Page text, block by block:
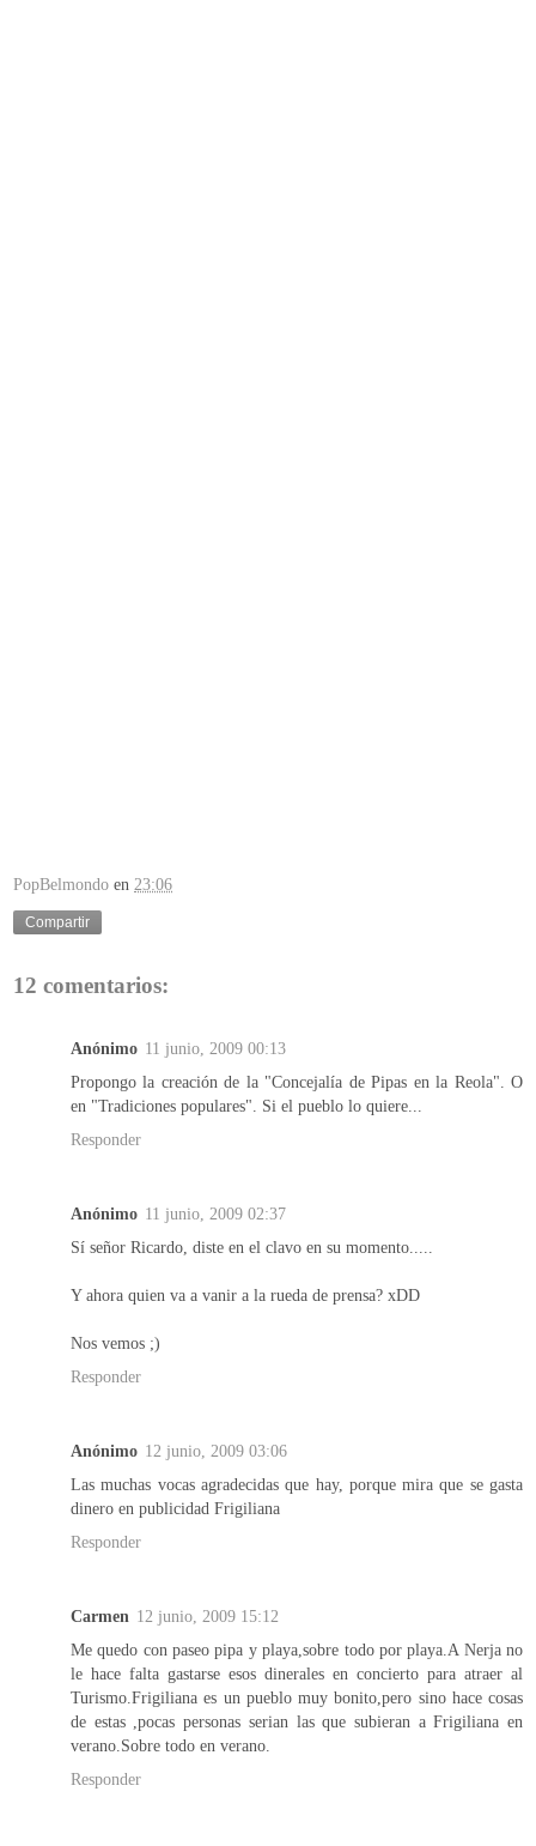
PopBelmondo en 23:06
Compartir
12 comentarios:
Anónimo 11 junio, 2009 00:13
Propongo la creación de la "Concejalía de Pipas en la Reola". O
en "Tradiciones populares". Si el pueblo lo quiere...
Responder
Anónimo 11 junio, 2009 02:37
Sí señor Ricardo, diste en el clavo en su momento.....
Y ahora quien va a vanir a la rueda de prensa? xDD
Nos vemos ;)
Responder
Anónimo 12 junio, 2009 03:06
Las muchas vocas agradecidas que hay, porque mira que se gasta
dinero en publicidad Frigiliana
Responder
Carmen 12 junio, 2009 15:12
Me quedo con paseo pipa y playa,sobre todo por playa.A Nerja no
le hace falta gastarse esos dinerales en concierto para atraer al
Turismo.Frigiliana es un pueblo muy bonito,pero sino hace cosas
de estas ,pocas personas serian las que subieran a Frigiliana en
verano.Sobre todo en verano.
Responder